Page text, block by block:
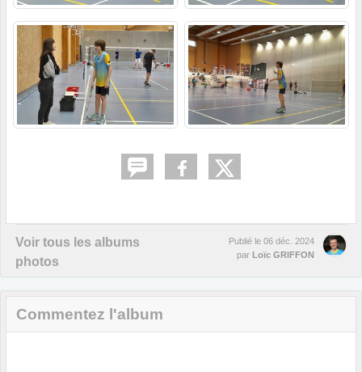
Voir tous les albums
photos
Publié le 06 déc. 2024
par Loïc GRIFFON
Commentez l'album